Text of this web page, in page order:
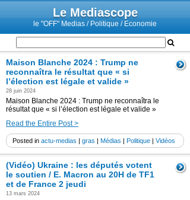
Le Mediascope
le "OFF" Medias / Politique / Economie
Maison Blanche 2024 : Trump ne
reconnaîtra le résultat que « si
l’élection est légale et valide »
28 juin 2024
Maison Blanche 2024 : Trump ne reconnaîtra le
résultat que « si l’élection est légale et valide »
Read the Entire Post >
Posted in actu-medias | gras | Médias | Politique | Vidéos
(Vidéo) Ukraine : les députés votent
le soutien / E. Macron au 20H de TF1
et de France 2 jeudi
13 mars 2024